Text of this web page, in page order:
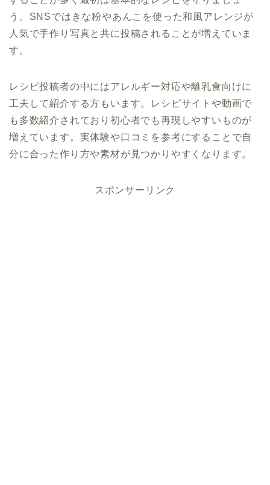
う。SNSではきな粉やあんこを使った和風アレンジが
人気で手作り写真と共に投稿されることが増えていま
す。
レシピ投稿者の中にはアレルギー対応や離乳食向けに
工夫して紹介する方もいます。レシピサイトや動画で
も多数紹介されており初心者でも再現しやすいものが
増えています。実体験や口コミを参考にすることで自
分に合った作り方や素材が見つかりやすくなります。
スポンサーリンク